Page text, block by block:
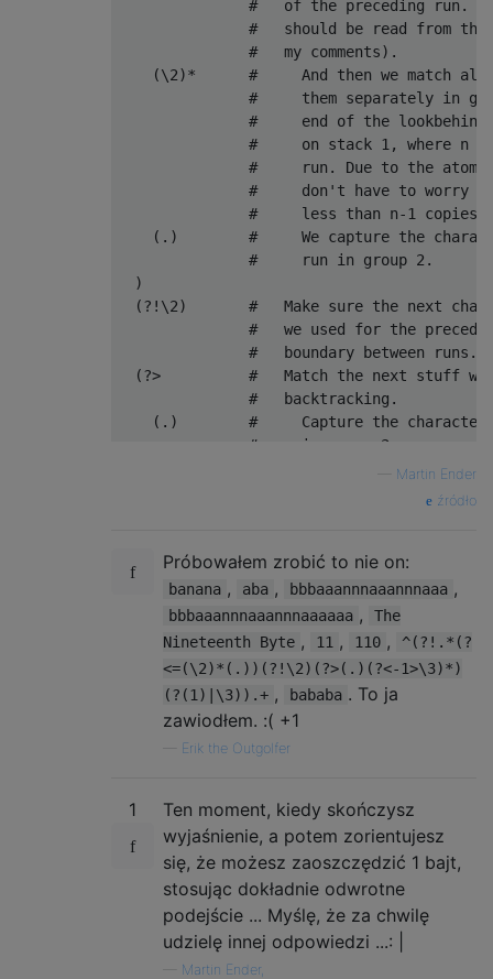
#   of the preceding run.
#   should be read from
               #   my comments).
(\2)*      #     And then we match
#     them separately in
#     end of the
#     on stack 1, where n
#     run. Due to the
#     don't have to worry
#     less than n-1 copies
(.)        #     We capture the
               #     run in group 2.
  )
(?!\2)       #   Make sure the next
#   we used for the
               #   boundary between runs.
(?>          #   Match the next stuff
               #   backtracking.
(.)        #     Capture the
               #     in group 3.
(?<-1>\3)* #     Match as many of
#     depleting the
#   situations that cause
               #   matching.
#   Either the run has
#   If both of those are
#   and we don't actually
#   are of different
#   the stack isn't empty
#   the run hasn't ended
(?(1)|\3)    #   This conditional
#   one. But if stack 1,
#   the character in this
#   longer than the
.+             # Finally we just match the
Martin Ender
źródło
Próbowałem zrobić to nie on:
banana , aba , bbbaaannnaaannnaaa ,
bbbaaannnaaannnaaaaaa ,
The
Nineteenth Byte , 11 , 110 ,
^(?!.*(?
<=(\2)*(.))(?!\2)(?>(.)(?<-1>\3)*)
(?(1)|\3)).+ , bababa . To ja
zawiodłem. :( +1
Erik the Outgolfer
1
Ten moment, kiedy skończysz
wyjaśnienie, a potem zorientujesz
się, że możesz zaoszczędzić 1 bajt,
stosując dokładnie odwrotne
podejście ... Myślę, że za chwilę
udzielę innej odpowiedzi ...: |
Martin Ender,